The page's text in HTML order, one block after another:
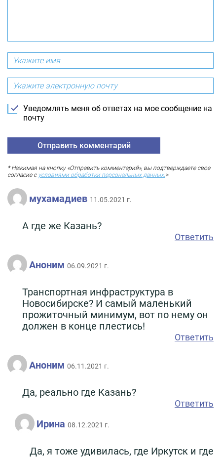
Уведомлять меня об ответах на мое сообщение на
почту
* Нажимая на кнопку «Отправить комментарий», вы подтверждаете свое
согласие с условиями обработки персональных данных.>
мухамадиев 11.05.2021 г.
А где же Казань?
Ответить
Аноним 06.09.2021 г.
Транспортная инфраструктура в
Новосибирске? И самый маленький
прожиточный минимум, вот по нему он
должен в конце плестись!
Ответить
Аноним 06.11.2021 г.
Да, реально где Казань?
Ответить
Ирина 08.12.2021 г.
Да, я тоже удивилась, где Иркутск и где